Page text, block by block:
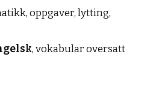
oppgaver, lytting,
, vokabular oversatt